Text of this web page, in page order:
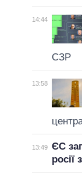
14:44
СЗР
13:58
13:49 ЄС
росії